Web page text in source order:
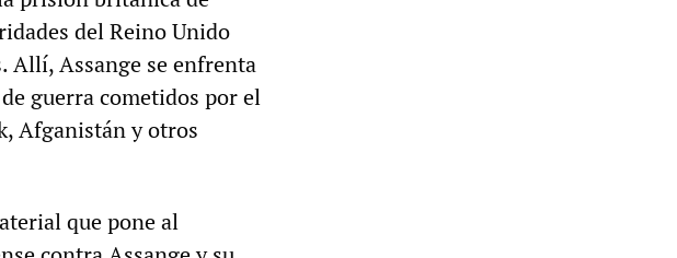
del Reino Unido
Allí, Assange se enfrenta
guerra cometidos por el
Afganistán y otros
que pone al